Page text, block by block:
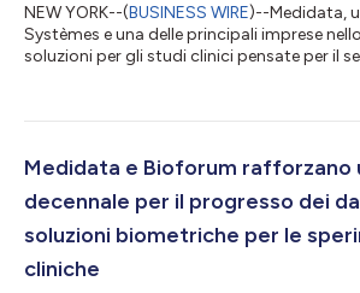
NEW YORK--(BUSINESS WIRE)--Medidata,
Systèmes e una delle principali imprese
soluzioni per gli studi clinici pensate per il
sistema di gestione degli studi clinici
fornitori sulla base dell’impatto sul
Medidata e Bioforum rafforzano
decennale per il progresso dei
soluzioni biometriche per le
cliniche